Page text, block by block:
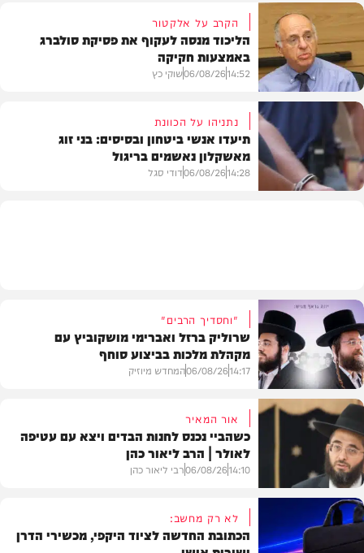
בריאות
פוליטי
הקרב על אלקטור
הליכוד מנסה לעקוף את פסיקת סולברג
באמצעות חקיקה
14:52
06/08/26שוקי כץ
נתניהו על הכוונת
תיעדו אנשי ביטחון ובסיסים: בני זוג
מאשקלון נאשמים בריגול
14:28
06/08/26דודי סגל
סינגלים
"וחסדיך הרבים"
שרוליק ברזל ואברימי מושקוביץ עם
מקהלת מלכות בביצוע סוחף
14:17
06/08/26המחדש מיוזיק
אור המאיר
כשהביי נכנס לחנות הבדים ויצא עם עטיפה
לאולר | הרב ליאור כהן
14:10
06/08/26רבי ליאור כהן
לא רק מחשב:
הכתובת החדשה לציוד היקפי, מכשירי הדרן